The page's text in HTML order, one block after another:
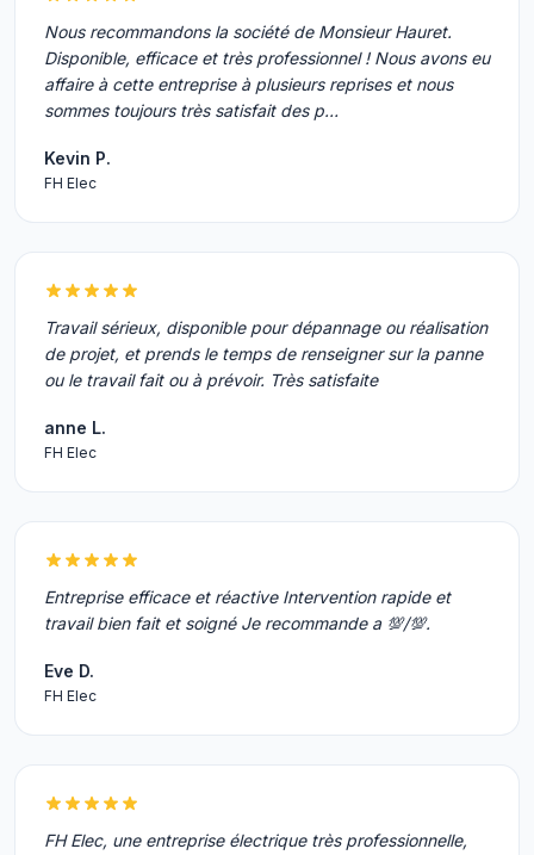
Nous recommandons la société de Monsieur Hauret.
Disponible, efficace et très professionnel ! Nous avons eu
affaire à cette entreprise à plusieurs reprises et nous
sommes toujours très satisfait des p…
Kevin P.
FH Elec
Travail sérieux, disponible pour dépannage ou réalisation
de projet, et prends le temps de renseigner sur la panne
ou le travail fait ou à prévoir. Très satisfaite
anne L.
FH Elec
Entreprise efficace et réactive Intervention rapide et
travail bien fait et soigné Je recommande a 💯/💯.
Eve D.
FH Elec
FH Elec, une entreprise électrique très professionnelle,